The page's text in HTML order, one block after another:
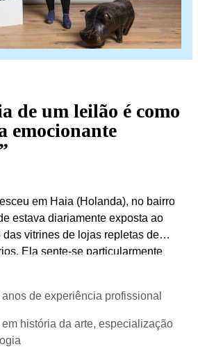
de um leilão é como
emocionante
em Haia (Holanda), no bairro
estava diariamente exposta ao
vitrines de lojas repletas de
Ela sente-se particularmente
como os objetos são apresentados
História da Arte, com uma
foi a escolha perfeita
num museu nos EUA,
de experiência profissional
história da arte, especialização